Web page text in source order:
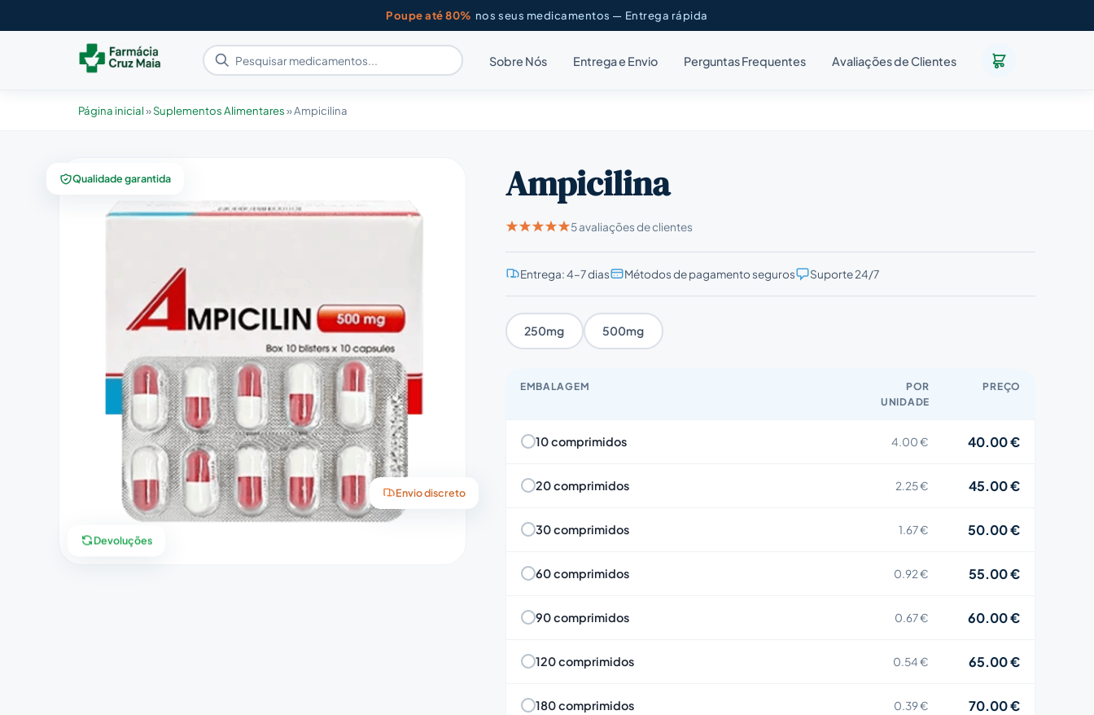
Poupe até 80% nos seus medicamentos — Entrega rápida
Sobre Nós Entrega e Envio Perguntas Frequentes Avaliações de Clientes
Página inicial»Suplementos Alimentares»Ampicilina
Qualidade garantida
Envio discreto
Devoluções
Ampicilina
5 avaliações de clientes
Entrega: 4–7 dias Métodos de pagamento seguros Suporte 24/7
250mg 500mg
EMBALAGEM
POR
UNIDADE
PREÇO
10 comprimidos 4.00 € 40.00 €
20 comprimidos 2.25 € 45.00 €
30 comprimidos 1.67 € 50.00 €
60 comprimidos 0.92 € 55.00 €
90 comprimidos 0.67 € 60.00 €
120 comprimidos 0.54 € 65.00 €
180 comprimidos 0.39 € 70.00 €